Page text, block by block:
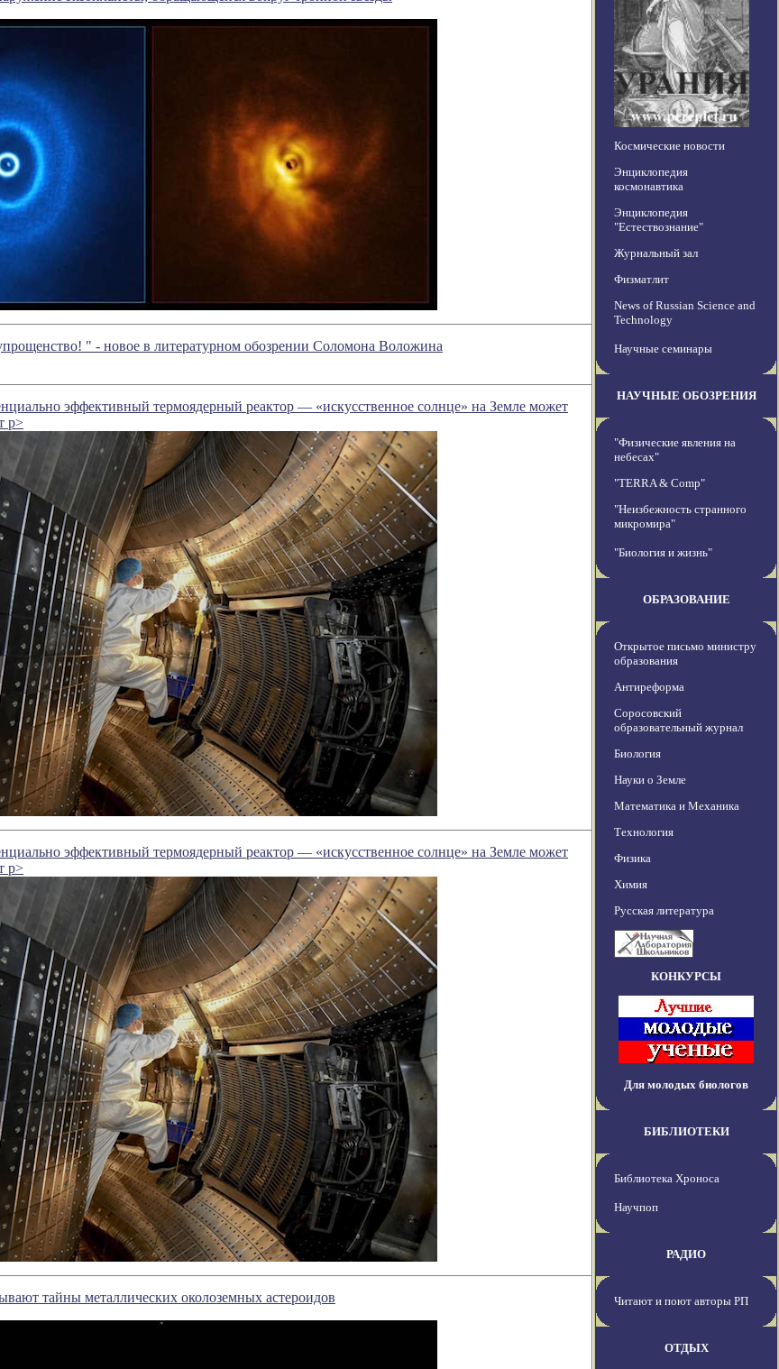
" - новое в литературном обозрении Соломона Воложина
эффективный термоядерный реактор — «искусственное солнце» на Земле может
p>
эффективный термоядерный реактор — «искусственное солнце» на Земле может
p>
тайны металлических околоземных астероидов
Космические новости
Энциклопедия
космонавтика
Энциклопедия
"Естествознание"
Журнальный зал
Физматлит
News of Russian Science and
Technology
Научные семинары
НАУЧНЫЕ ОБОЗРЕНИЯ
"Физические явления на
небесах"
"TERRA & Comp"
"Неизбежность странного
микромира"
"Биология и жизнь"
ОБРАЗОВАНИЕ
Открытое письмо министру
образования
Антиреформа
Соросовский
образовательный журнал
Биология
Науки о Земле
Математика и Механика
Технология
Физика
Химия
Русская литература
КОНКУРСЫ
Для молодых биологов
БИБЛИОТЕКИ
Библиотека Хроноса
Научпоп
РАДИО
Читают и поют авторы РП
ОТДЫХ